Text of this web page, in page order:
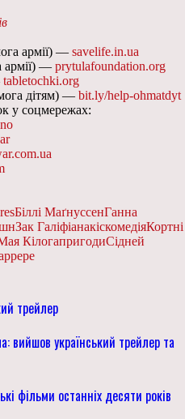
армії) — savelife.in.ua
армії) — prytulafoundation.org
tabletochki.org
дітям) — bit.ly/help-ohmatdyt
у соцмережах:
Біллі МаґнуссенГанна
Зак ГаліфіанакіскомедіяКортні
КілогапригодиСідней
трейлер
український трейлер та
фільми останніх десяти років